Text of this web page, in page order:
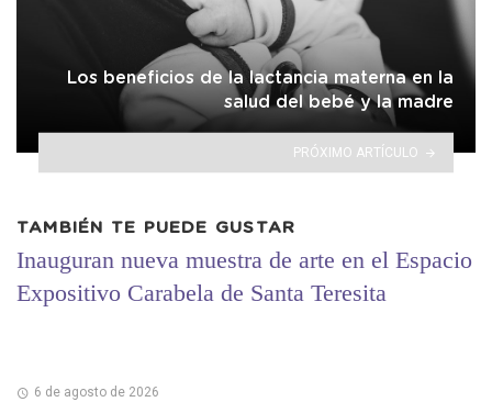
Los beneficios de la lactancia materna en la
salud del bebé y la madre
PRÓXIMO ARTÍCULO
TAMBIÉN TE PUEDE GUSTAR
Inauguran nueva muestra de arte en el Espacio
Expositivo Carabela de Santa Teresita
6 de agosto de 2026